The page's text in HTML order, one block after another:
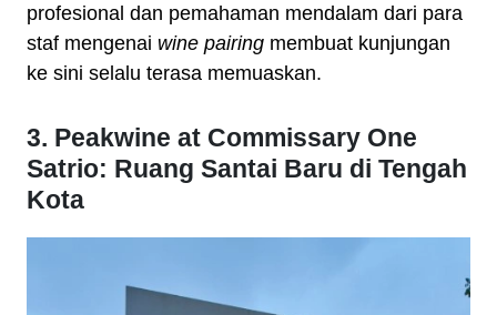
profesional dan pemahaman mendalam dari para
staf mengenai wine pairing membuat kunjungan
ke sini selalu terasa memuaskan.
3. Peakwine at Commissary One
Satrio: Ruang Santai Baru di Tengah
Kota